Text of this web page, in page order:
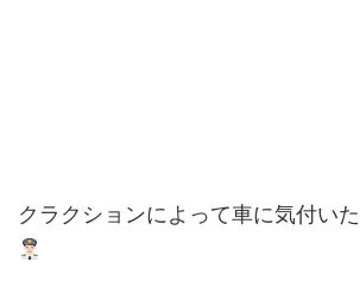
クラクションによって車に気付い